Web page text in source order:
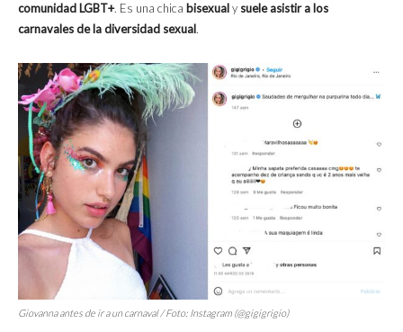
comunidad LGBT+. Es una chica bisexualy suele asistir a los
carnavales de la diversidad sexual.
Giovanna antes de ir a un carnaval / Foto: Instagram (@gigigrigio)